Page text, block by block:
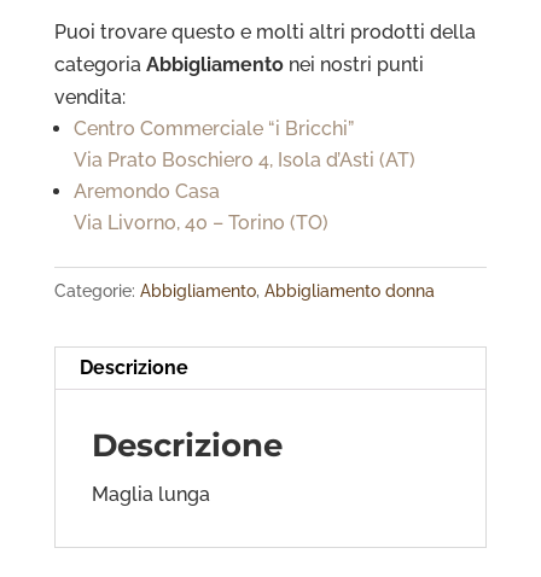
Puoi trovare questo e molti altri prodotti della
categoria Abbigliamentonei nostri punti
vendita:
Centro Commerciale “i Bricchi”
Via Prato Boschiero 4, Isola d’Asti (AT)
Aremondo Casa
Via Livorno, 40 – Torino (TO)
Categorie: Abbigliamento, Abbigliamento donna
Descrizione
Descrizione
Maglia lunga